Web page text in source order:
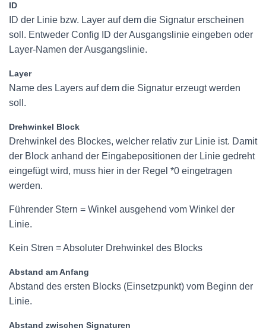
ID
ID der Linie bzw. Layer auf dem die Signatur erscheinen
soll. Entweder Config ID der Ausgangslinie eingeben oder
Layer-Namen der Ausgangslinie.
Layer
Name des Layers auf dem die Signatur erzeugt werden
soll.
Drehwinkel Block
Drehwinkel des Blockes, welcher relativ zur Linie ist. Damit
der Block anhand der Eingabepositionen der Linie gedreht
eingefügt wird, muss hier in der Regel *0 eingetragen
werden.
Führender Stern = Winkel ausgehend vom Winkel der
Linie.
Kein Stren = Absoluter Drehwinkel des Blocks
Abstand am Anfang
Abstand des ersten Blocks (Einsetzpunkt) vom Beginn der
Linie.
Abstand zwischen Signaturen